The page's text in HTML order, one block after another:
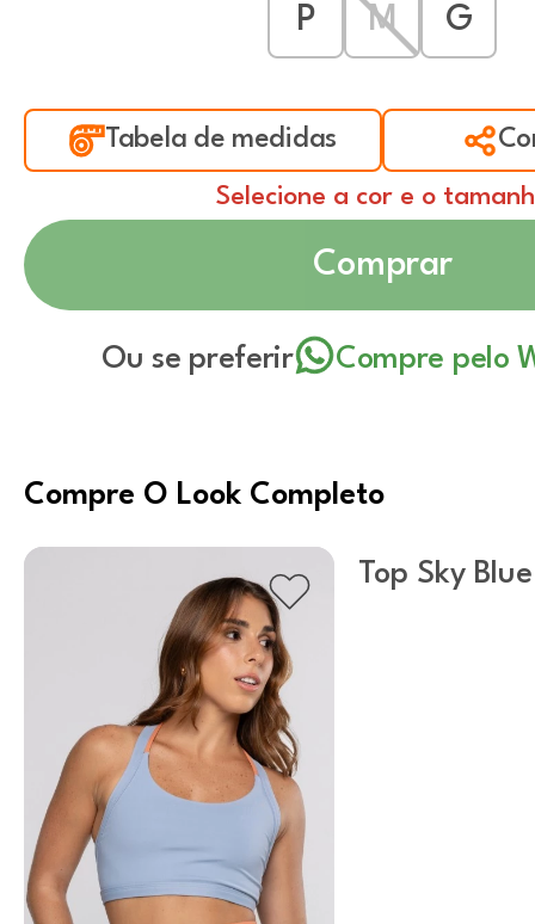
P
M G
Tabela de medidas
Selecione a cor e o
Comprar
Ou se preferir Compre pelo
Compre O Look Completo
Top Sky